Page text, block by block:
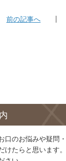
前の記事へ
のお悩みや疑問
たらと思います。